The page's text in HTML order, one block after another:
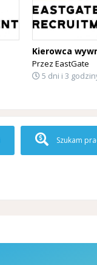
Przez EastGate
5 dni i 3
Szukam